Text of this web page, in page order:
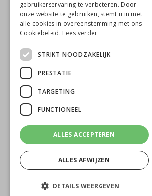
BEAUTE DE
Home
gebruikerservaring te verbeteren. Door
onze website te gebruiken, stemt u in met
alle cookies in overeenstemming met ons
Cookiebeleid. Lees verder
STRIKT NOODZAKELIJK
PRESTATIE
TARGETING
FUNCTIONEEL
ALLES ACCEPTEREN
ALLES AFWIJZEN
DETAILS WEERGEVEN